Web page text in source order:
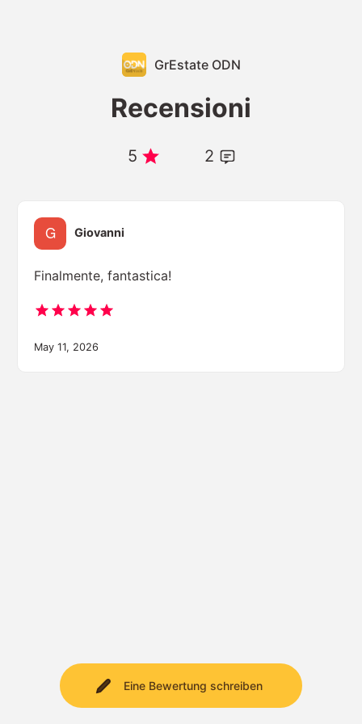
GrEstate ODN
Recensioni
5 2
Eine Bewertung schreiben
Giovanni
Finalmente, fantastica!
May 11, 2026